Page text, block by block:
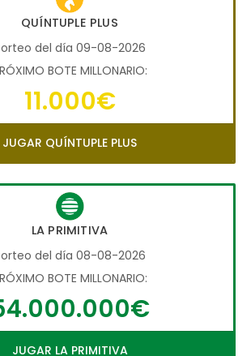
QUÍNTUPLE PLUS
del día 09-08-2026
BOTE MILLONARIO:
11.000€
JUGAR QUÍNTUPLE PLUS
LA PRIMITIVA
del día 08-08-2026
BOTE MILLONARIO:
JUGAR LA PRIMITIVA